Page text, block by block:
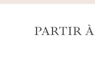
PARTIR